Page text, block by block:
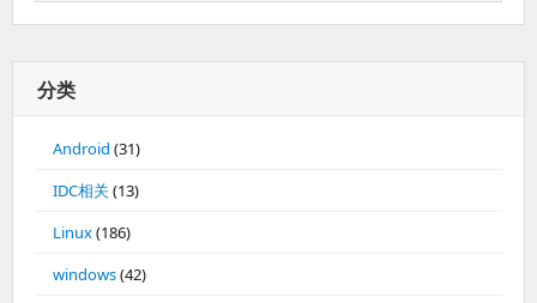
分类
Android (31)
IDC相关(13)
Linux(186)
windows(42)